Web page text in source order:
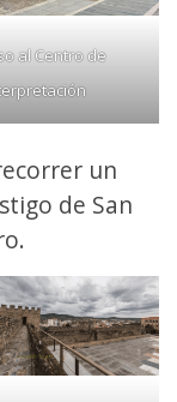
al Centro de
un
de San